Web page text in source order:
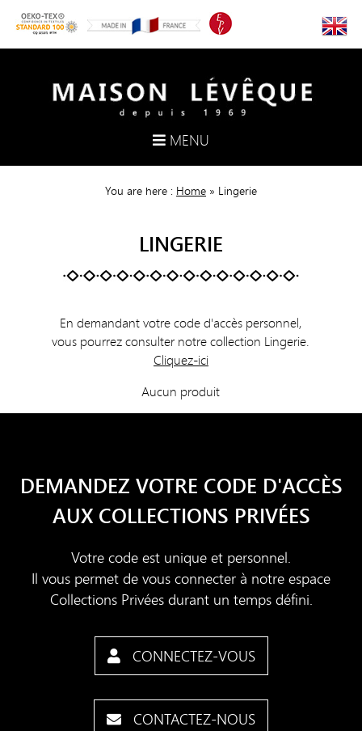
MENU
You are here : Home » Lingerie
LINGERIE
En demandant votre code d'accès personnel,
vous pourrez consulter notre collection Lingerie.
Cliquez-ici
Aucun produit
DEMANDEZ VOTRE CODE D'ACCÈS
AUX COLLECTIONS PRIVÉES
Votre code est unique et personnel.
Il vous permet de vous connecter à notre espace
Collections Privées durant un temps défini.
CONNECTEZ-VOUS
CONTACTEZ-NOUS